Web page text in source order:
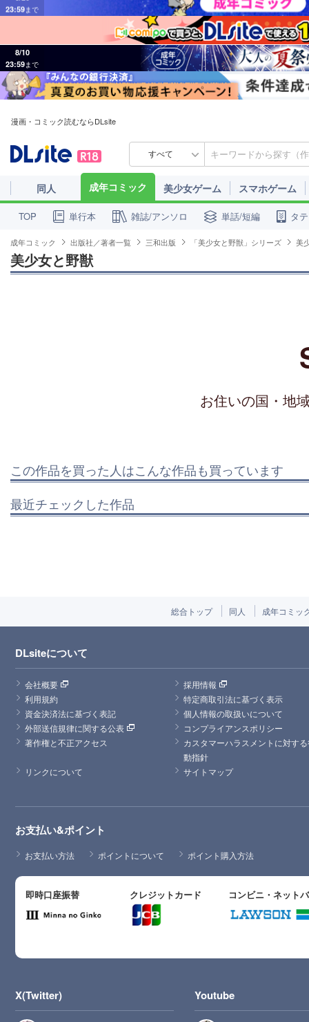
23:59まで
漫画・コミック読むならDLsite
すべて
同人 成年コミック 美少女ゲーム スマホゲーム
TOP 単行本 雑誌/アンソロ 単話/短編 タ
成年コミック 出版社／著者一覧 三和出版 「美少女と野獣」シリーズ 美
美少女と野獣
お住いの国・地
この作品を買った人はこんな作品も買っています
最近チェックした作品
総合トップ 同人 成年コミッ
DLsiteについて
会社概要
採用情報
利用規約
特定商取引法に基づく表示
資金決済法に基づく表記
個人情報の取扱いについて
外部送信規律に関する公表
コンプライアンスポリシー
著作権と不正アクセス
カスタマーハラスメントに対す
動指針
リンクについて
サイトマップ
お支払い&ポイント
お支払い方法 ポイントについて ポイント購入方法
即時口座振替 クレジットカード コンビニ・ネット
X(Twitter) Youtube